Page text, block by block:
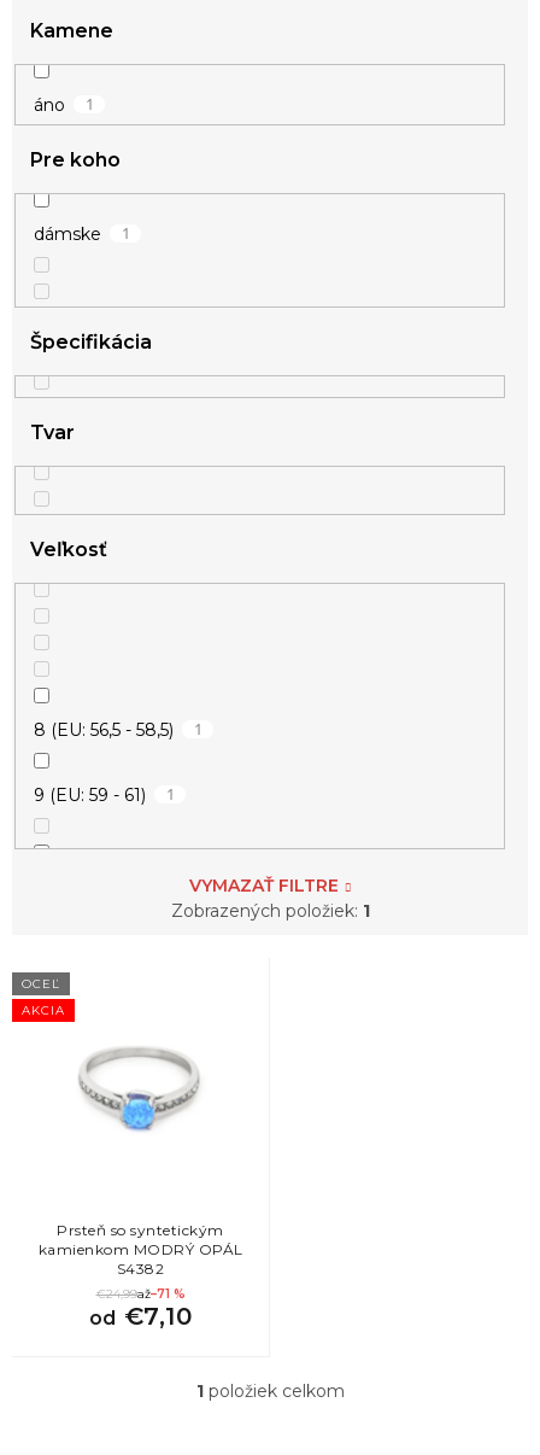
Kamene
áno 1
Pre koho
dámske 1
Špecifikácia
Tvar
Veľkosť
8 (EU: 56,5 - 58,5) 1
9 (EU: 59 - 61) 1
VYMAZAŤ FILTRE
Zobrazených položiek: 1
V
ý
pAKCIA
OCEĽ
Prsteň so syntetickým
kamienkom MODRÝ OPÁL
S4382
€24,99až–71 %
od €7,10
O
1položiek celkom